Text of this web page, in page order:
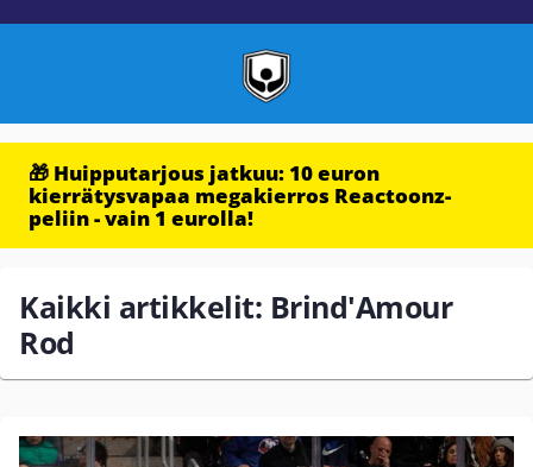
🎁 Huipputarjous jatkuu: 10 euron
kierrätysvapaa megakierros Reactoonz-
peliin - vain 1 eurolla!
Kaikki artikkelit: Brind'Amour
Rod